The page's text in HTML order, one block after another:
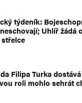
týdeník:
Uhlíř žádá
Filipa Turka
roli mohlo sehrát